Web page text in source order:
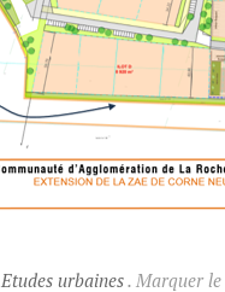
Etudes urbaines. Marquer le